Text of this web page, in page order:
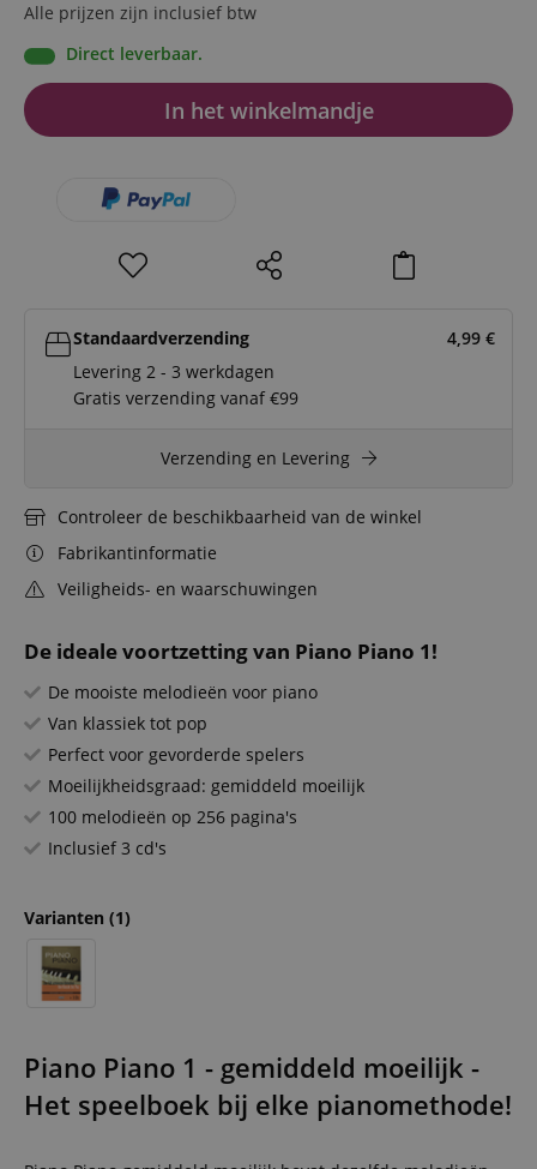
De ideale voortzetting van Piano Piano 1!
De mooiste melodieën voor piano
Van klassiek tot pop
Perfect voor gevorderde spelers
Moeilijkheidsgraad: gemiddeld moeilijk
100 melodieën op 256 pagina's
Inclusief 3 cd's
Varianten (1)
Alle prijzen zijn inclusief btw
Direct leverbaar.
In het winkelmandje
Standaardverzending 4,99 €
Levering 2 - 3 werkdagen
Gratis verzending vanaf €99
Verzending en Levering
Controleer de beschikbaarheid van de winkel
Fabrikantinformatie
Veiligheids- en waarschuwingen
Piano Piano 1 - gemiddeld moeilijk -
Het speelboek bij elke pianomethode!